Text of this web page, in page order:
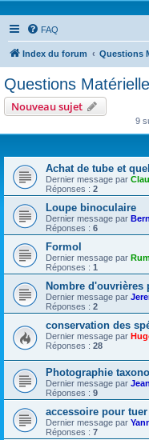
FAQ
Index du forum Questions
Questions
Nouveau sujet
9
Achat de tube et
Dernier message par
Réponses : 2
Loupe binoculaire
Dernier message par
Réponses : 6
Formol
Dernier message par
Réponses : 1
Nombre d'ouvrières
Dernier message par
Réponses : 2
conservation des
Dernier message par
Réponses : 28
Photographie
Dernier message par
Réponses : 9
accessoire pour
Dernier message par
Réponses : 7